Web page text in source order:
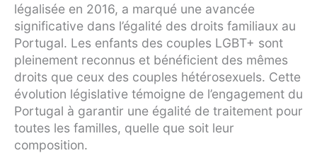
légalisée en 2016, a marqué une avancée
significative dans l’égalité des droits familiaux au
Portugal. Les enfants des couples LGBT+ sont
pleinement reconnus et bénéficient des mêmes
droits que ceux des couples hétérosexuels. Cette
évolution législative témoigne de l’engagement du
Portugal à garantir une égalité de traitement pour
toutes les familles, quelle que soit leur
composition.